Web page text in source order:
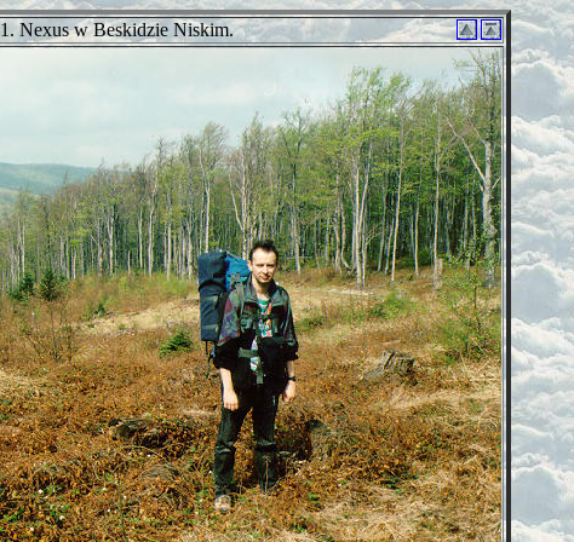
1. Nexus w Beskidzie Niskim.